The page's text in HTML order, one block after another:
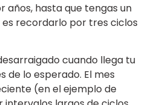
hasta que tengas un
recordarlo por tres ciclos
cuando llega tu
de lo esperado. El mes
(en el ejemplo de